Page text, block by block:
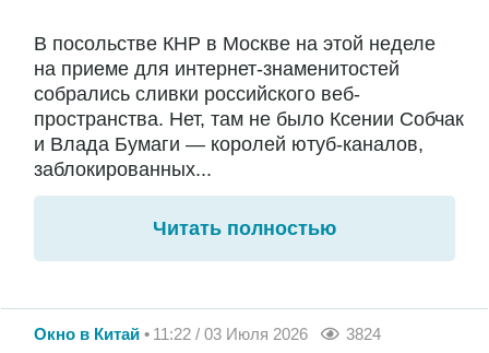
В посольстве КНР в Москве на этой неделе
на приеме для интернет-знаменитостей
собрались сливки российского веб-
пространства. Нет, там не было Ксении Собчак
и Влада Бумаги — королей ютуб-каналов,
заблокированных...
Читать полностью
Окно в Китай 11:22 / 03 Июля 2026 3824